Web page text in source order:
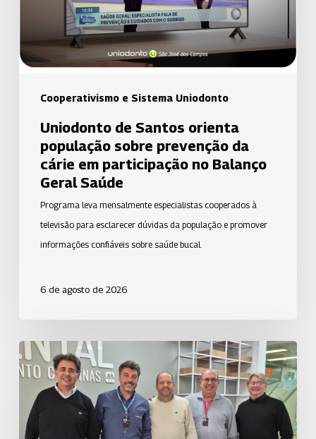
Cooperativismo e Sistema Uniodonto
prevenção
cárie
participação
Balanço
Geral
Saúde
Uniodonto de Santos orienta
população sobre prevenção da
cárie em participação no Balanço
Geral Saúde
Programa leva mensalmente especialistas cooperados à
televisão para esclarecer dúvidas da população e promover
informações confiáveis sobre saúde bucal.
6 de agosto de 2026
Uniodonto
Campinas
fortalece
cooperativismo